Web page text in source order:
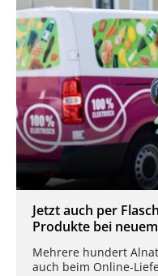
Jetzt auch per
Produkte bei
Mehrere hundert
auch beim Online-